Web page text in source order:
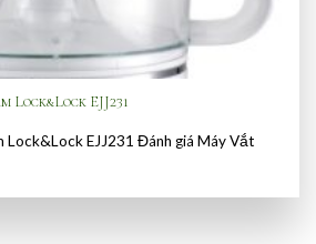
EJJ231
Lock&Lock EJJ231 Đánh giá Máy Vắt